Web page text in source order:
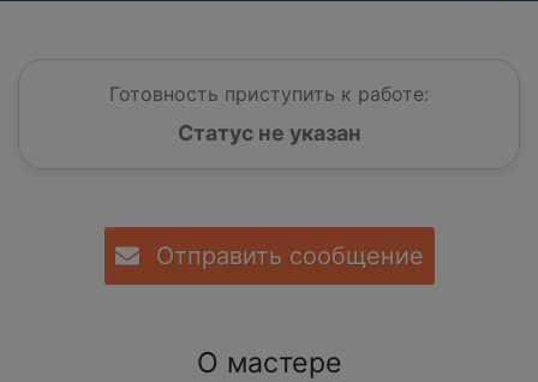
Готовность приступить к работе:
Статус не указан
Отправить сообщение
О мастере